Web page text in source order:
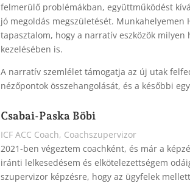
felmerülő problémákban, együttműködést
jó megoldás megszületését.
tapasztalom, hogy a narratív eszközök
kezelésében is.
A narratív szemlélet támogatja az új utak
nézőpontok összehangolását, és a későbbi
Csabai-Paska Böbi
ICF ACC Coach, Coachszupervizor
2021-ben végeztem coachként, és már a
iránti lelkesedésem és elkötelezettségem
szupervizor képzésre, hogy az ügyfelek